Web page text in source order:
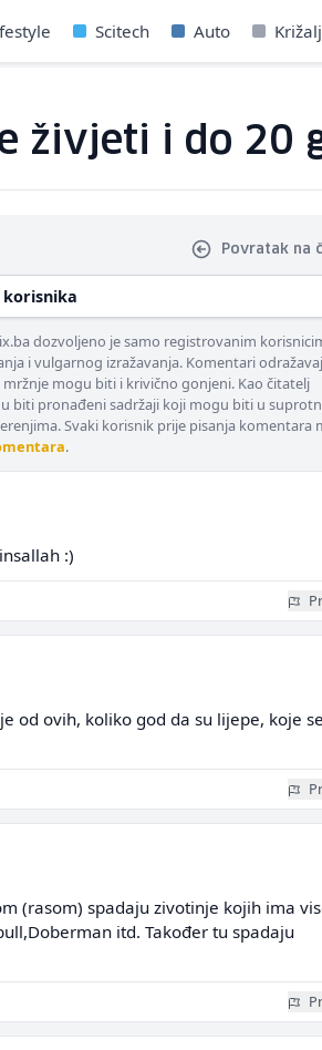
Scitech Auto
živjeti i do 20
Povratak na
korisnika
dozvoljeno je samo registrovanim
i vulgarnog izražavanja. Komentari
mogu biti i krivično gonjeni. Kao čitatelj
biti pronađeni sadržaji koji mogu biti u
Svaki korisnik prije pisanja komentara
.
:)
od ovih, koliko god da su lijepe, koje se
(rasom) spadaju zivotinje kojih ima
itd. Također tu spadaju